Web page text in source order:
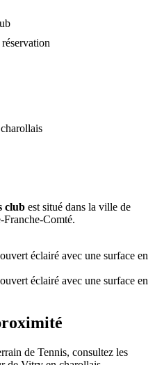
club est situé dans la ville de
Comté.
éclairé avec une surface en
éclairé avec une surface en
de Tennis, consultez les